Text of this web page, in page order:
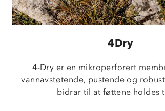
4Dry
4-Dry er en mikroperforert
vannavstøtende, pustende og
bidrar til at føttene holdes